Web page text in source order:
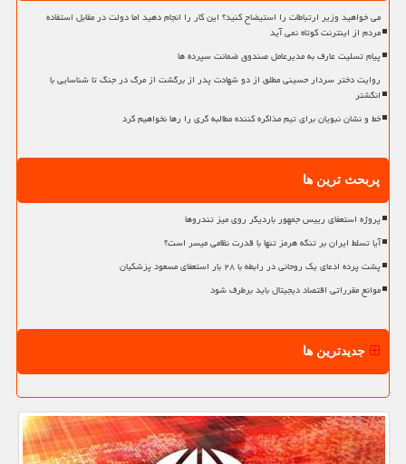
می خواهید وزیر ارتباطات را استیضاح کنید؟ این کار را انجام دهید اما دولت در مقابل استفاده
مردم از اینترنت کوتاه نمی آید
پیام تسلیت عارف به مدیرعامل صندوق ضمانت سپرده ها
روایت دختر سردار حسینی مطلق از دو شهادت پدر از برگشت از مرگ در جنگ تا شناسایی با
انگشتر
خط و نشان نبویان برای تیم مذاکره کننده مطالبه گری را رها نخواهیم کرد
پربحث ترین ها
پروژه استعفای رییس جمهور باردیگر روی میز تندروها
آیا تسلط ایران بر تنگه هرمز تنها با قدرت نظامی میسر است؟
پشت پرده ادعای یک روحانی در رابطه با ۲۸ بار استعفای مسعود پزشکیان
موانع مقرراتی اقتصاد دیجیتال باید برطرف شود
جدیدترین ها